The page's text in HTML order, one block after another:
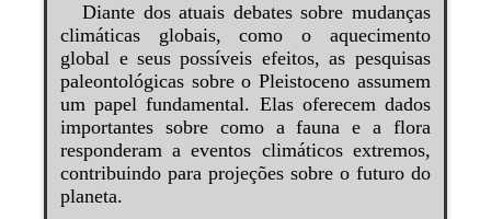
Diante dos atuais debates sobre mudanças
climáticas globais, como o aquecimento
global e seus possíveis efeitos, as pesquisas
paleontológicas sobre o Pleistoceno assumem
um papel fundamental. Elas oferecem dados
importantes sobre como a fauna e a flora
responderam a eventos climáticos extremos,
contribuindo para projeções sobre o futuro do
planeta.